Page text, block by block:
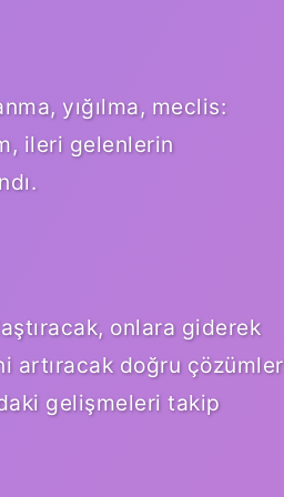
ileri gelenlerin
onlara giderek
artıracak doğru
gelişmeleri takip